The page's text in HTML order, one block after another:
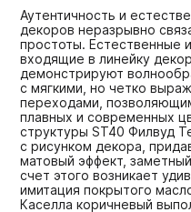
Аутентичность и
декоров неразрывно
простоты. Естественные
входящие в линейку
демонстрируют
с мягкими, но четко
переходами,
плавных и современных
структуры ST40 Филвуд
с рисунком декора,
матовый эффект,
счет этого возникает
имитация покрытого
Каселла коричневый